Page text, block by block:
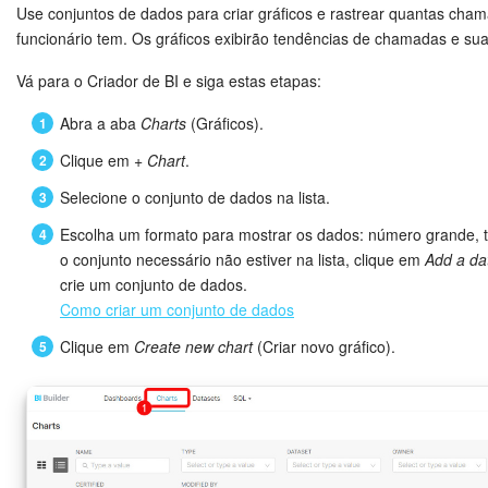
Novidades do Helpdesk (arquivo)
DEP2
Nome do departamento
na estrutura
Nome do departamento
DEP1_ID
estrutura
DEP2_ID
ID do departamento de
DEP3_ID
ID do departamento de
DEP1_N
nível na estrutura
CHILD_NODE_NAME Nome do departamento
PORTAL_USER_DEPARTMENT
Departamento de
PORTAL_NUMBER
PHONE_NUMBER Número de telefone
CALL_TYPE
entrada, 4 - retorno
CALL_DURATION
CALL_START_TIME Horário de início da
ID
MODE
STATUS
"Em andamento",
resposta", "Agente
"Encerrado sem
Use conjuntos de dados para criar gráficos e rastrear quantas
funcionário tem. Os gráficos exibirão tendências de chamadas e
Vá para o Criador de BI e siga estas etapas:
Abra a aba Charts (Gráficos).
Clique em + Chart.
Selecione o conjunto de dados na lista.
Escolha um formato para mostrar os dados: número
o conjunto necessário não estiver na lista, clique em Add a
crie um conjunto de dados.
Como criar um conjunto de dados
Clique em Create new chart(Criar novo gráfico).